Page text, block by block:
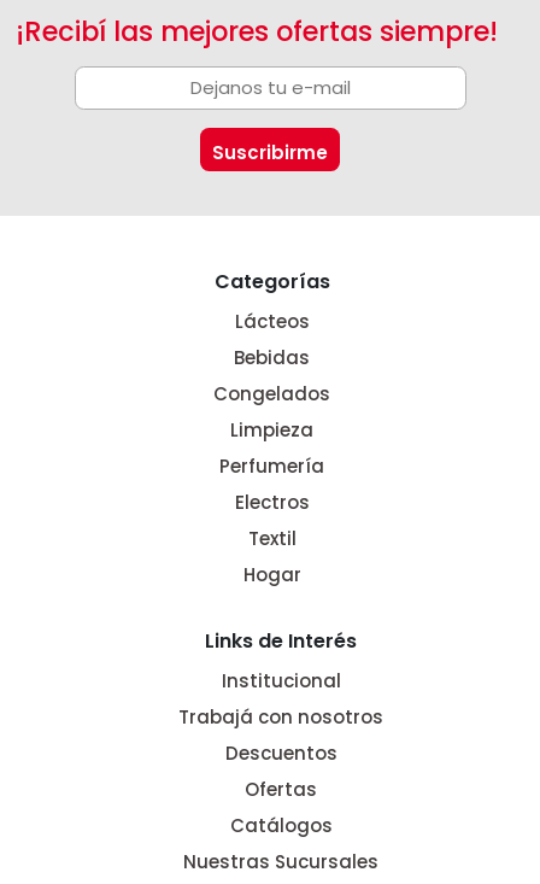
¡Recibí las mejores ofertas siempre!
Categorías
Lácteos
Bebidas
Congelados
Limpieza
Perfumería
Electros
Textil
Hogar
Links de Interés
Institucional
Trabajá con nosotros
Descuentos
Ofertas
Catálogos
Nuestras Sucursales